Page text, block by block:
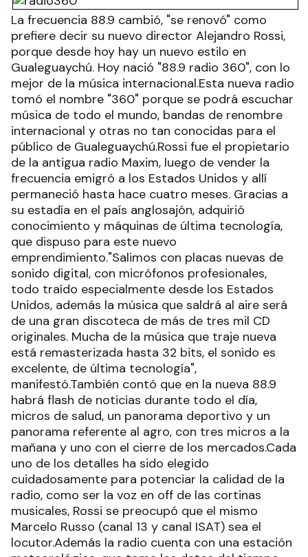
La frecuencia 88.9 cambió, "se renovó" como
prefiere decir su nuevo director Alejandro Rossi,
porque desde hoy hay un nuevo estilo en
Gualeguaychú. Hoy nació "88.9 radio 360", con lo
mejor de la música internacional.Esta nueva radio
tomó el nombre "360" porque se podrá escuchar
música de todo el mundo, bandas de renombre
internacional y otras no tan conocidas para el
público de Gualeguaychú.Rossi fue el propietario
de la antigua radio Maxim, luego de vender la
frecuencia emigró a los Estados Unidos y allí
permaneció hasta hace cuatro meses. Gracias a
su estadía en el país anglosajón, adquirió
conocimiento y máquinas de última tecnología,
que dispuso para este nuevo
emprendimiento."Salimos con placas nuevas de
sonido digital, con micrófonos profesionales,
todo traído especialmente desde los Estados
Unidos, además la música que saldrá al aire será
de una gran discoteca de más de tres mil CD
originales. Mucha de la música que traje nueva
está remasterizada hasta 32 bits, el sonido es
excelente, de última tecnología",
manifestó.También contó que en la nueva 88.9
habrá flash de noticias durante todo el día,
micros de salud, un panorama deportivo y un
panorama referente al agro, con tres micros a la
mañana y uno con el cierre de los mercados.Cada
uno de los detalles ha sido elegido
cuidadosamente para potenciar la calidad de la
radio, como ser la voz en off de las cortinas
musicales, Rossi se preocupó que el mismo
Marcelo Russo (canal 13 y canal ISAT) sea el
locutor.Además la radio cuenta con una estación